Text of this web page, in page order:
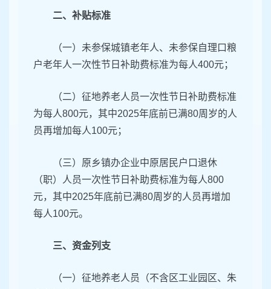
二、补贴标准
（一）未参保城镇老年人、未参保自理口粮
户老年人一次性节日补助费标准为每人400元；
（二）征地养老人员一次性节日补助费标准
为每人800元，其中2025年底前已满80周岁的人
员再增加每人100元；
（三）原乡镇办企业中原居民户口退休
（职）人员一次性节日补助费标准为每人800
元，其中2025年底前已满80周岁的人员再增加
每人100元。
三、资金列支
（一）征地养老人员（不含区工业园区、朱